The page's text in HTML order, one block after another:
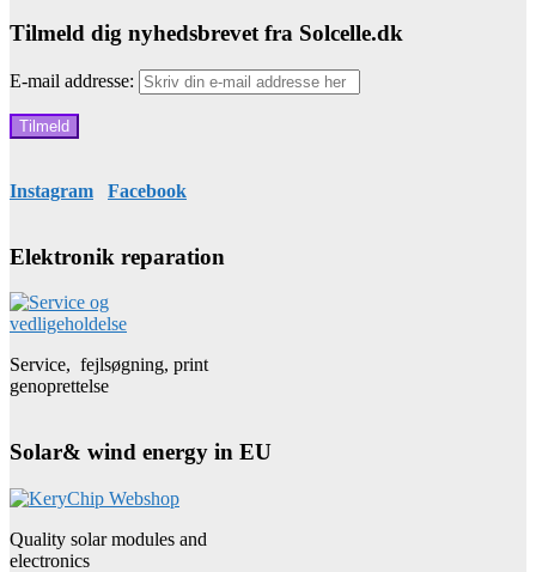
Tilmeld dig nyhedsbrevet fra Solcelle.dk
E-mail addresse:
Instagram Facebook
Elektronik reparation
Service, fejlsøgning, print
genoprettelse
Solar& wind energy in EU
Quality solar modules and
electronics